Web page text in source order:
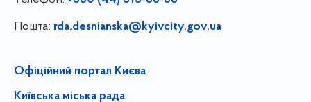
Пошта: rda.desnianska@kyivcity.gov.ua
Офіційний портал Києва
Київська міська рада